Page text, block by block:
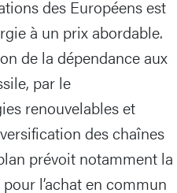
des Européens est
à un prix abordable.
de la dépendance aux
par le
renouvelables et
des chaînes
prévoit notamment la
l’achat en commun